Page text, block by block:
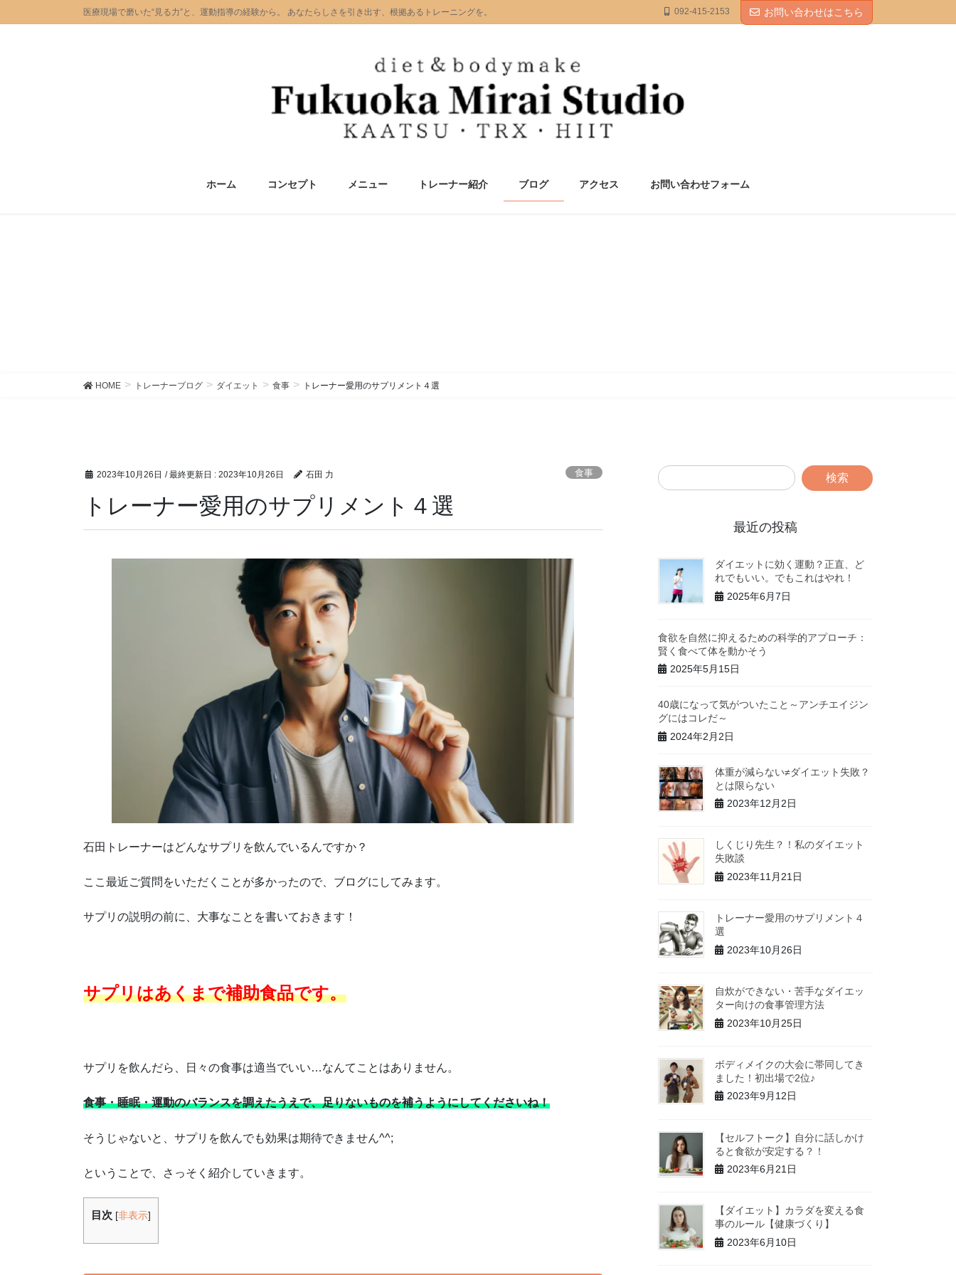
ン
ビ
医療現場で磨いた“見る力”と、運動指導の経験から。 あなたらしさを引き出す、根拠あるトレーニングを。 092-415-2153 お問い合わせはこちら
ホーム コンセプト メニュー トレーナー紹介 ブログ アクセス お問い合わせフォーム
HOME トレーナーブログ ダイエット 食事 トレーナー愛用のサプリメント４選
2023年10月26日 / 最終更新日 : 2023年10月26日 石田 力 食事
トレーナー愛用のサプリメント４選
石田トレーナーはどんなサプリを飲んでいるんですか？
ここ最近ご質問をいただくことが多かったので、ブログにしてみます。
サプリの説明の前に、大事なことを書いておきます！
サプリはあくまで補助食品です。
サプリを飲んだら、日々の食事は適当でいい…なんてことはありません。
食事・睡眠・運動のバランスを調えたうえで、足りないものを補うようにしてくださいね！
そうじゃないと、サプリを飲んでも効果は期待できません^^;
ということで、さっそく紹介していきます。
目次 [非表示]
最近の投稿
ダイエットに効く運動？正直、ど
れでもいい。でもこれはやれ！
2025年6月7日
食欲を自然に抑えるための科学的アプローチ：
賢く食べて体を動かそう
2025年5月15日
40歳になって気がついたこと～アンチエイジン
グにはコレだ～
2024年2月2日
体重が減らない≠ダイエット失敗？
とは限らない
2023年12月2日
しくじり先生？！私のダイエット
失敗談
2023年11月21日
トレーナー愛用のサプリメント４
選
2023年10月26日
自炊ができない・苦手なダイエッ
ター向けの食事管理方法
2023年10月25日
ボディメイクの大会に帯同してき
ました！初出場で2位♪
2023年9月12日
【セルフトーク】自分に話しかけ
ると食欲が安定する？！
2023年6月21日
【ダイエット】カラダを変える食
事のルール【健康づくり】
2023年6月10日